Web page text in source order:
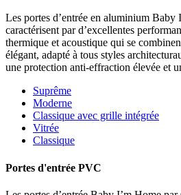
Les portes d’entrée en aluminium Baby
caractérisent par d’excellentes
thermique et acoustique qui se
élégant, adapté à tous styles
une protection anti-effraction élevée et
Suprême
Moderne
Classique avec grille intégrée
Vitrée
Classique
Portes d'entrée PVC